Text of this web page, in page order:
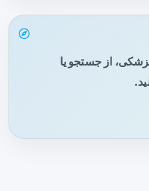
از جستجو یا